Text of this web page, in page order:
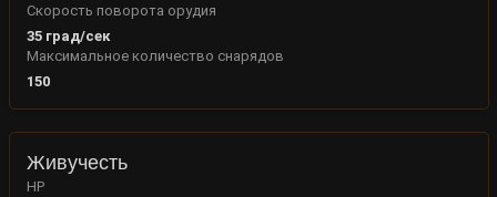
Скорость поворота орудия
35град/сек
Максимальное количество снарядов
150
Живучесть
HP